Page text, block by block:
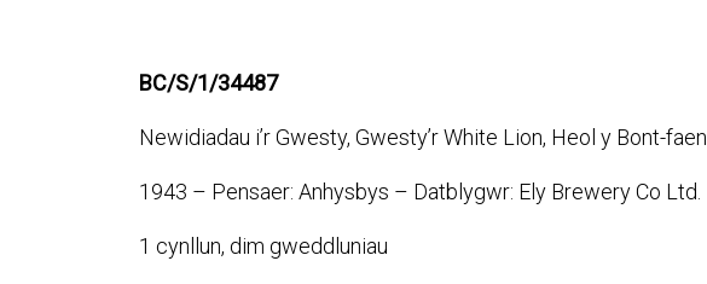
BC/S/1/34487
Newidiadau i’r Gwesty, Gwesty’r White Lion, Heol y Bont-faen
1943 – Pensaer: Anhysbys – Datblygwr: Ely Brewery Co Ltd.
1 cynllun, dim gweddluniau